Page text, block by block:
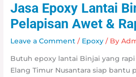
Jasa Epoxy Lantai
Pelapisan Awet &
Leave a Comment / Epoxy / By
Butuh epoxy lantai Binjai yang
Elang Timur Nusantara siap bantu